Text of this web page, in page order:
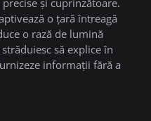
o țară întreagă
o rază de lumină
să explice în
informații fără a